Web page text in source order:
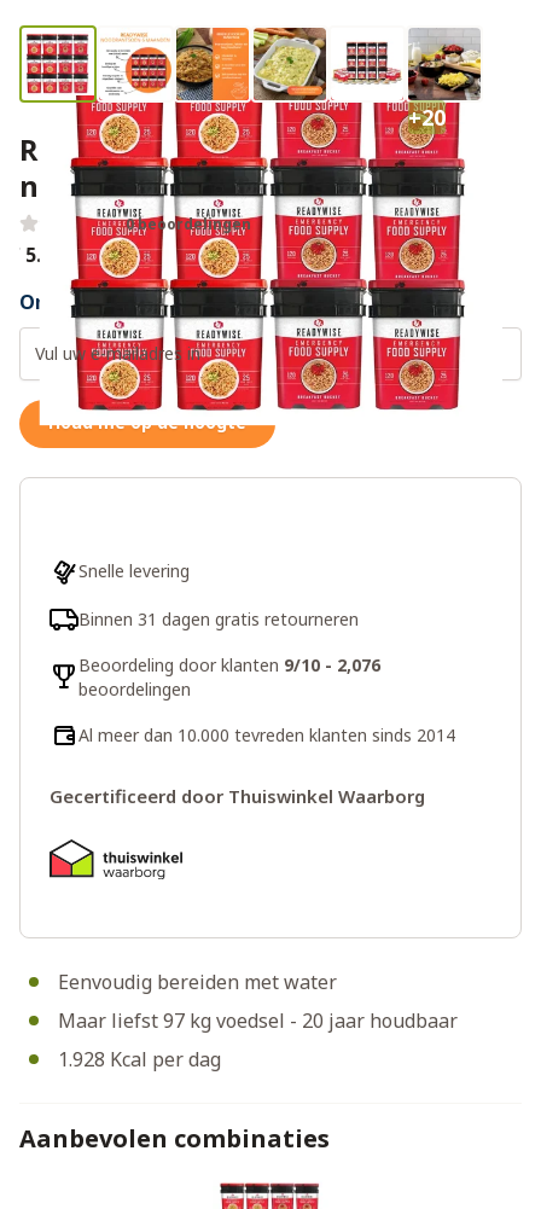
+20
ReadyWise 6 maanden
noodrantsoen
0 beoordelingen
€ 5.300,00
Ontvang een weer op voorraad notificatie
Houd me op de hoogte
Eenvoudig bereiden met water
Maar liefst 97 kg voedsel - 20 jaar houdbaar
1.928 Kcal per dag
Snelle levering
Binnen 31 dagen gratis retourneren
Beoordeling door klanten 9/10 - 2,076
beoordelingen
Al meer dan 10.000 tevreden klanten sinds 2014
Gecertificeerd door Thuiswinkel Waarborg
Aanbevolen combinaties